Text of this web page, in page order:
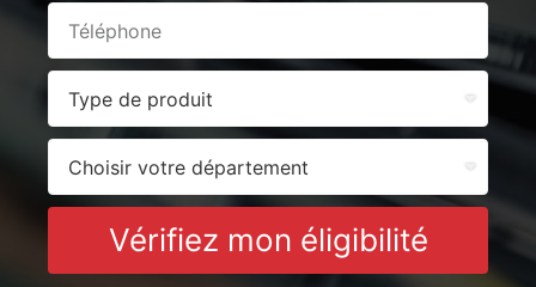
Vérifiez mon éligibilité